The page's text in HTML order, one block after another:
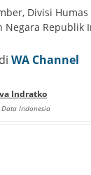
, Divisi Humas
Negara Republik
WA Channel
Indratko
Indonesia